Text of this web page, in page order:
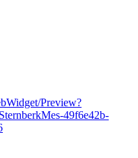
Preview?
49f6e42b-